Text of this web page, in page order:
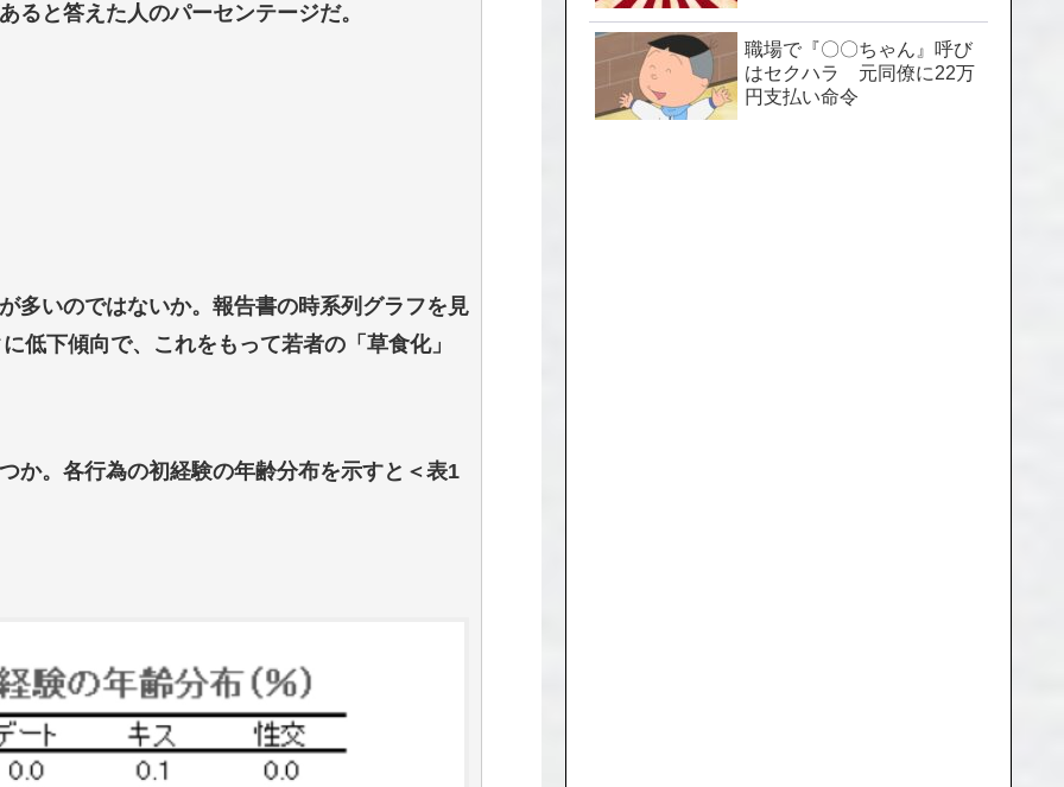
ると答えた人のパーセンテージだ。
多いのではないか。報告書の時系列グラフを見
低下傾向で、これをもって若者の「草食化」
か。各行為の初経験の年齢分布を示すと＜表1
職場で『〇〇ちゃん』呼び
はセクハラ 元同僚に22万
円支払い命令